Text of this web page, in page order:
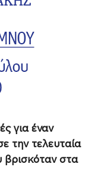
για έναν
την τελευταία
βρισκόταν στα